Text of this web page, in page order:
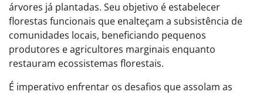
árvores já plantadas. Seu objetivo é estabelecer
florestas funcionais que enalteçam a subsistência de
comunidades locais, beneficiando pequenos
produtores e agricultores marginais enquanto
restauram ecossistemas florestais.
É imperativo enfrentar os desafios que assolam as